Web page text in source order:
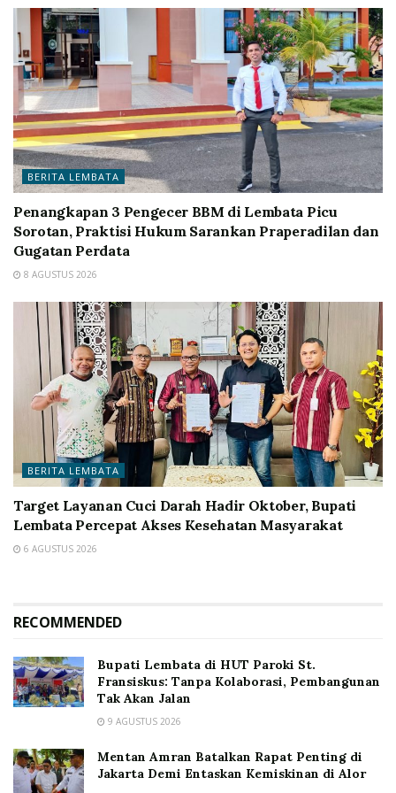
BERITA LEMBATA
Penangkapan 3 Pengecer BBM di Lembata Picu
Sorotan, Praktisi Hukum Sarankan Praperadilan dan
Gugatan Perdata
8 AGUSTUS 2026
BERITA LEMBATA
Target Layanan Cuci Darah Hadir Oktober, Bupati
Lembata Percepat Akses Kesehatan Masyarakat
6 AGUSTUS 2026
RECOMMENDED
Bupati Lembata di HUT Paroki St.
Fransiskus: Tanpa Kolaborasi, Pembangunan
Tak Akan Jalan
9 AGUSTUS 2026
Mentan Amran Batalkan Rapat Penting di
Jakarta Demi Entaskan Kemiskinan di Alor